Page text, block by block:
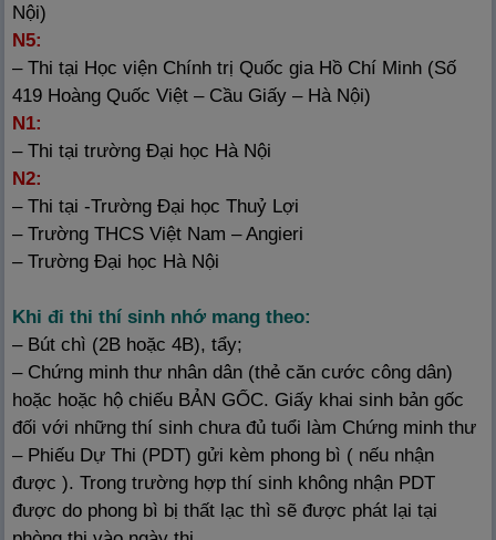
Nội)
N5:
– Thi tại Học viện Chính trị Quốc gia Hồ Chí Minh (Số
419 Hoàng Quốc Việt – Cầu Giấy – Hà Nội)
N1:
– Thi tại trường Đại học Hà Nội
N2:
– Thi tại -Trường Đại học Thuỷ Lợi
– Trường THCS Việt Nam – Angieri
– Trường Đại học Hà Nội
Khi đi thi thí sinh nhớ mang theo:
– Bút chì (2B hoặc 4B), tẩy;
– Chứng minh thư nhân dân (thẻ căn cước công dân)
hoặc hoặc hộ chiếu BẢN GỐC. Giấy khai sinh bản gốc
đối với những thí sinh chưa đủ tuổi làm Chứng minh thư
– Phiếu Dự Thi (PDT) gửi kèm phong bì ( nếu nhận
được ). Trong trường hợp thí sinh không nhận PDT
được do phong bì bị thất lạc thì sẽ được phát lại tại